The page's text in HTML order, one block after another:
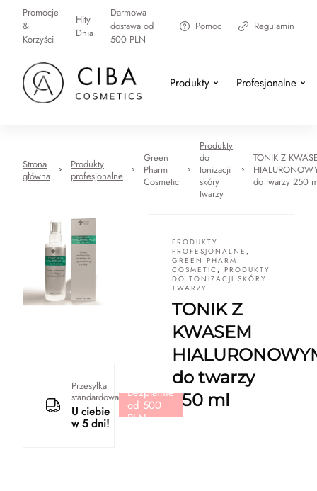
Promocje
&
Korzyści
Hity
Dnia
Darmowa
dostawa od
500 PLN
Pomoc Regulamin
Produkty Profesjonalne
Strona
główna
Produkty
profesjonalne
Green
Pharm
Cosmetic
Produkty
do
tonizacji
skóry
twarzy
TONIK Z
do twarzy 250
Przesyłka
standardowa
U ciebie
w 5 dni!
Bezpłatnie
od 500
PLN
PRODUKTY
PROFESJONALNE ,
GREEN PHARM
COSMETIC , PRODUKTY
DO TONIZACJI SKÓRY
TWARZY
TONIK Z
KWASEM
do twarzy
250 ml